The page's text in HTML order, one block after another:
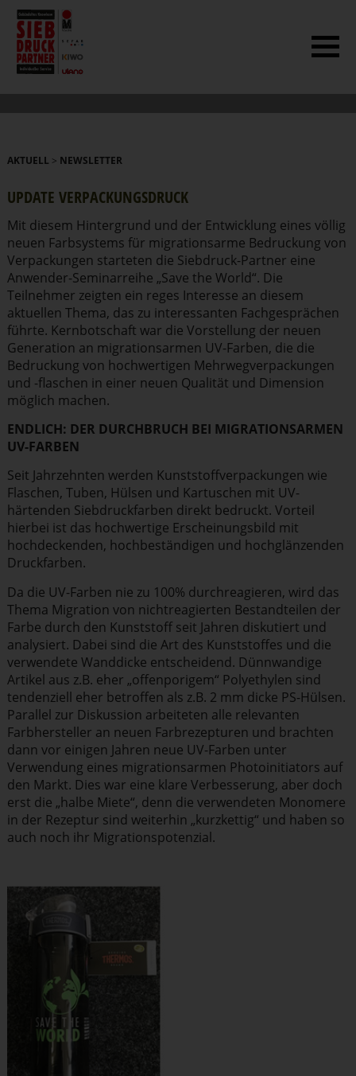
AKTUELL > NEWSLETTER
UPDATE VERPA­CKUNGS­DRUCK
Mit diesem Hintergrund und der Entwicklung eines völlig
neuen Farbsystems für migra­ti­onsarme Bedruckung von
Verpa­ckungen starteten die Siebdruck-Partner eine
Anwender-Seminar­reihe „Save the World“. Die
Teilnehmer zeigten ein reges Interesse an diesem
aktuellen Thema, das zu inter­es­santen Fachge­sprächen
führte. Kernbot­schaft war die Vorstellung der neuen
Generation an migra­ti­ons­armen UV-Farben, die die
Bedruckung von hochwer­tigen Mehrweg­ver­pa­ckungen
und -flaschen in einer neuen Qualität und Dimension
möglich machen.
ENDLICH: DER DURCHBRUCH BEI MIGRA­TI­ONS­ARMEN
UV-FARBEN
Seit Jahrzehnten werden Kunst­stoff­ver­pa­ckungen wie
Flaschen, Tuben, Hülsen und Kartuschen mit UV-
härtenden Siebdruck­farben direkt bedruckt. Vorteil
hierbei ist das hochwertige Erschei­nungsbild mit
hochde­ckenden, hochbe­stän­digen und hochglän­zenden
Druckfarben.
Da die UV-Farben nie zu 100% durch­re­agieren, wird das
Thema Migration von nichtre­agierten Bestand­teilen der
Farbe durch den Kunststoff seit Jahren diskutiert und
analysiert. Dabei sind die Art des Kunst­stoffes und die
verwendete Wanddicke entscheidend. Dünnwandige
Artikel aus z.B. eher „offen­po­rigem“ Polyethylen sind
tendenziell eher betroffen als z.B. 2 mm dicke PS-Hülsen.
Parallel zur Diskussion arbeiteten alle relevanten
Farbher­steller an neuen Farbre­zep­turen und brachten
dann vor einigen Jahren neue UV-Farben unter
Verwendung eines migra­ti­ons­armen Photo­initiators auf
den Markt. Dies war eine klare Verbes­serung, aber doch
erst die „halbe Miete“, denn die verwendeten Monomere
in der Rezeptur sind weiterhin „kurzkettig“ und haben so
auch noch ihr Migra­ti­ons­po­tenzial.